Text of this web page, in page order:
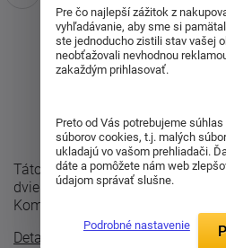
Táto praktická komoda z rady
dvierkami, použité číre sklo, as
Komoda je vyrábaná v ...
Detailný popis
Pre čo najlepší zážitok z
vyhľadávanie, aby sme si
ste jednoducho zistili stav vašej
neobťažovali nevhodnou
zakaždým prihlasovať.
Preto od Vás potrebujeme
súborov cookies, t.j. malých
ukladajú vo vašom prehliadači.
dáte a pomôžete nám web
údajom správať slušne.
Podrobné nastavenie